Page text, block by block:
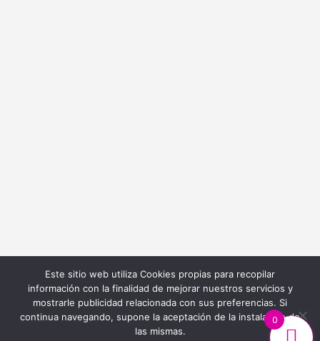
0
Este sitio web utiliza Cookies propias para recopilar
información con la finalidad de mejorar nuestros servicios y
mostrarle publicidad relacionada con sus preferencias. Si
continua navegando, supone la aceptación de la instalación de
las mismas.